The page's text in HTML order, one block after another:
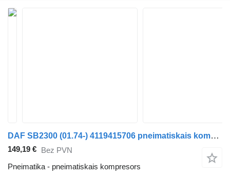
DAF SB2300 (01.74-) 4119415706 pneimatiskais kompresors paredzēts DAF MB, B, FHD, EOS, DB, SB Bus (1970-2001) autobusa
149,19 € Bez PVN
Pneimatika - pneimatiskais kompresors